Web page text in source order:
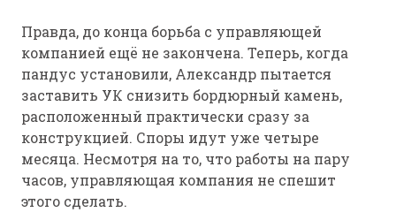
Правда, до конца борьба с управляющей
компанией ещё не закончена. Теперь, когда
пандус установили, Александр пытается
заставить УК снизить бордюрный камень,
расположенный практически сразу за
конструкцией. Споры идут уже четыре
месяца. Несмотря на то, что работы на пару
часов, управляющая компания не спешит
этого сделать.